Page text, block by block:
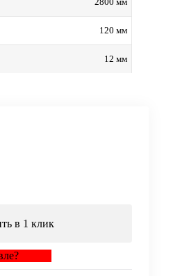
120 мм
12 мм
в 1 клик